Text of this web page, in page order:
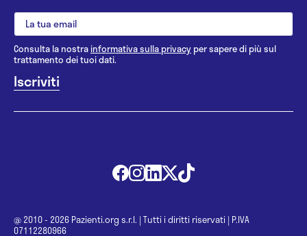
Consulta la nostrainformativa sulla privacy per sapere di più sul
trattamento dei tuoi dati.
@ 2010 - 2026 Pazienti.org s.r.l. | Tutti i diritti riservati | P.IVA
07112280966